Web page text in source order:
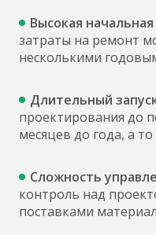
Высокая
затраты на ремонт
несколькими
Длительный
проектирования до
месяцев до года, а то
Сложность
контроль над
поставками